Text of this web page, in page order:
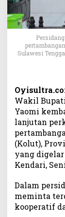
Sulawesi
Wakil
Yaomi
lanjutan
(Kolut),
yang
Kendari,
Dalam
meminta
kooperatif